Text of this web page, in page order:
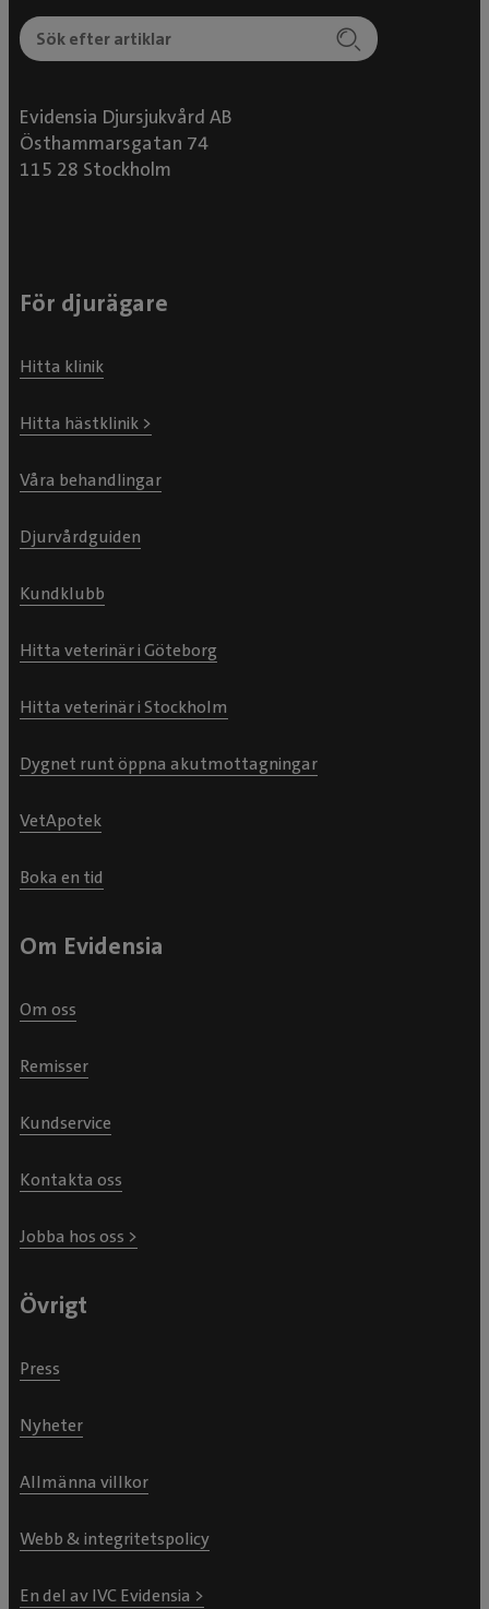
Evidensia Djursjukvård AB
Östhammarsgatan 74
115 28 Stockholm
För djurägare
Hitta klinik
Hitta hästklinik >
Våra behandlingar
Djurvårdguiden
Kundklubb
Hitta veterinär i Göteborg
Hitta veterinär i Stockholm
Dygnet runt öppna akutmottagningar
VetApotek
Boka en tid
Om Evidensia
Om oss
Remisser
Kundservice
Kontakta oss
Jobba hos oss >
Övrigt
Press
Nyheter
Allmänna villkor
Webb & integritetspolicy
En del av IVC Evidensia >